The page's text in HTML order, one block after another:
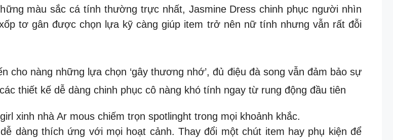
màu sắc cá tính thường trực nhất, Jasmine Dress chinh phục người nhìn
tơ gân được chọn lựa kỹ càng giúp item trở nên nữ tính nhưng vẫn rất đỗi
cho nàng những lựa chọn ‘gây thương nhớ’, đủ điệu đà song vẫn đảm bảo sự
thiết kế dễ dàng chinh phục cô nàng khó tính ngay từ rung động đầu tiên
xinh nhà Ar mous chiếm trọn spotlinght trong mọi khoảnh khắc.
dàng thích ứng với mọi hoạt cảnh. Thay đổi một chút item hay phụ kiện để